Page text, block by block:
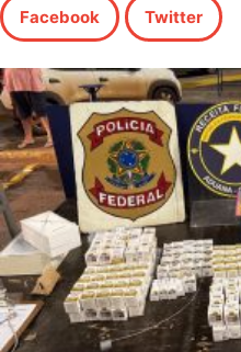
Facebook Twitter